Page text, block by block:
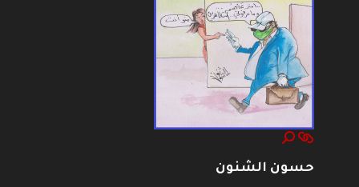
حسون الشنون